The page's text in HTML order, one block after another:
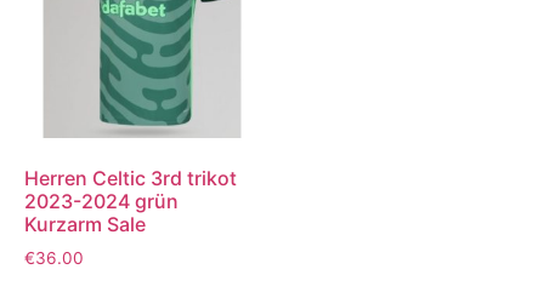
Herren Celtic 3rd trikot
2023-2024 grün
Kurzarm Sale
€36.00